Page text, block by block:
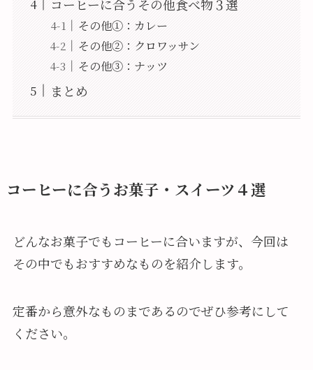
コーヒーに合うその他食べ物３選
その他①：カレー
その他②：クロワッサン
その他③：ナッツ
まとめ
コーヒーに合うお菓子・スイーツ４選
どんなお菓子でもコーヒーに合いますが、今回は
その中でもおすすめなものを紹介します。
定番から意外なものまであるのでぜひ参考にして
ください。